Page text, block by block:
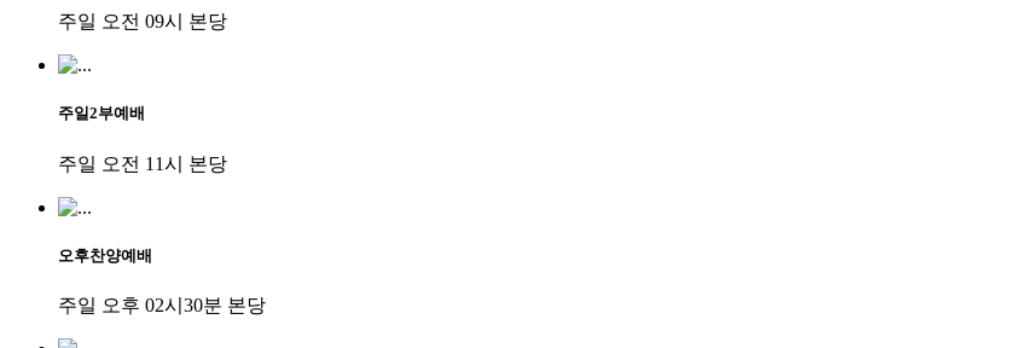
주일 오전 09시 본당
주일2부예배
주일 오전 11시 본당
오후찬양예배
주일 오후 02시30분 본당